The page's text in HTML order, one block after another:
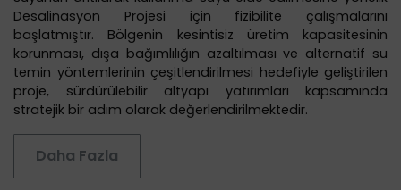
Desalinasyon Projesi için fizibilite çalışmalarını
başlatmıştır. Bölgenin kesintisiz üretim kapasitesinin
korunması, dışa bağımlılığın azaltılması ve alternatif su
temin yöntemlerinin çeşitlendirilmesi hedefiyle geliştirilen
proje, sürdürülebilir altyapı yatırımları kapsamında
stratejik bir adım olarak değerlendirilmektedir.
Daha Fazla